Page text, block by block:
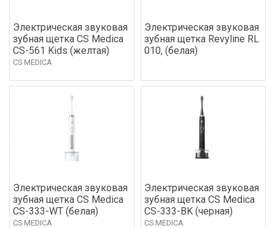
Электрическая звуковая
зубная щетка CS Medica
CS-561 Kids (желтая)
CS MEDICA
Электрическая звуковая
зубная щетка Revyline RL
010, (белая)
Электрическая звуковая
зубная щетка CS Medica
CS-333-WT (белая)
CS MEDICA
Электрическая звуковая
зубная щетка CS Medica
CS-333-BK (черная)
CS MEDICA